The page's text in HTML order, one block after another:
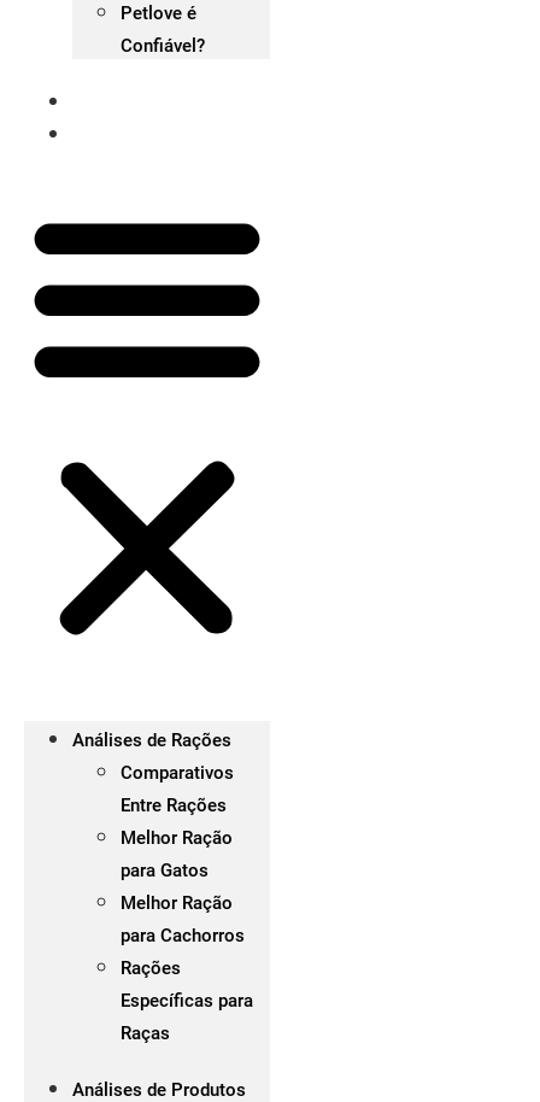
Petlove é
Confiável?
Análises de Rações
Comparativos
Entre Rações
Melhor Ração
para Gatos
Melhor Ração
para Cachorros
Rações
Específicas para
Raças
Análises de Produtos